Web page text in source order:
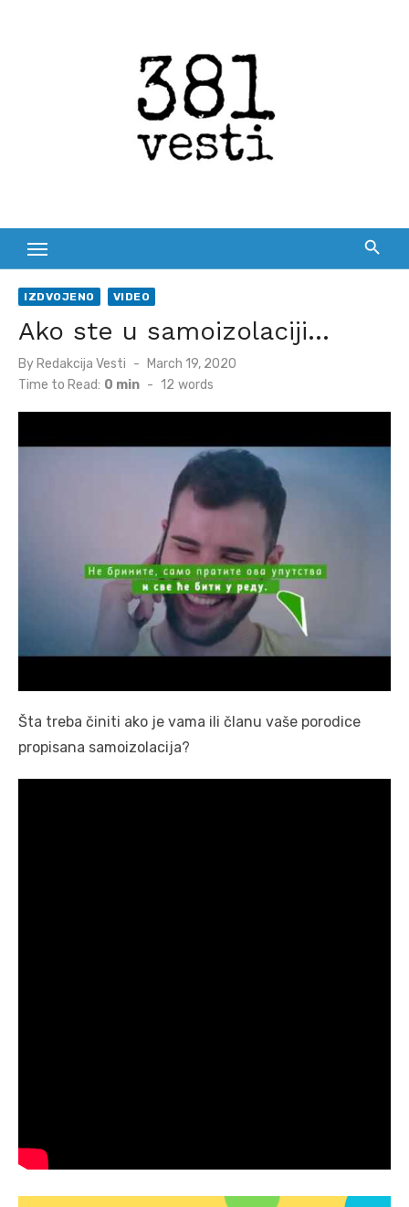
IZDVOJENO VIDEO
Ako ste u samoizolaciji…
By Redakcija Vesti
Posted
March 19, 2020
Time to Read: 0 min - 12 words
Šta treba činiti ako je vama ili članu vaše porodice
propisana samoizolacija?